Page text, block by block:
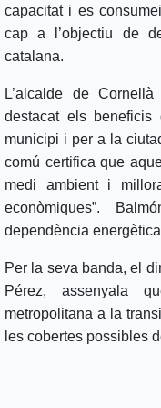
capacitat i es
cap a l’objectiu de
catalana.
L’alcalde de
destacat els beneficis
municipi i per a la
comú certifica que
medi ambient i
econòmiques”.
dependència
Per la seva banda, el
Pérez, assenyala
metropolitana a la
les cobertes possibles